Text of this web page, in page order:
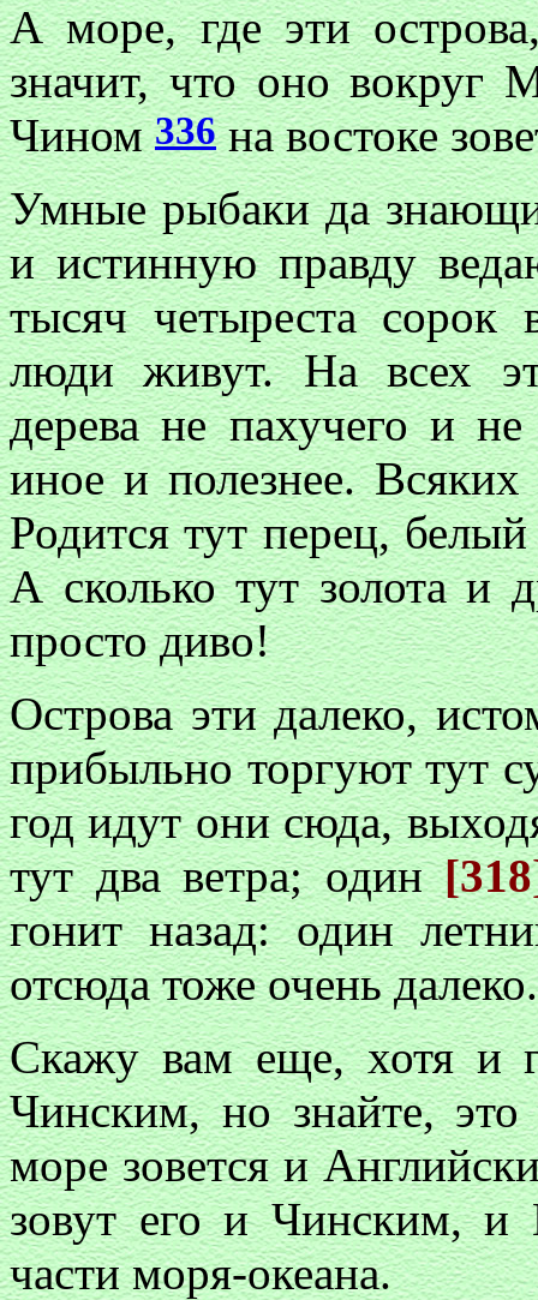
А море, где эти
значит, что оно вокруг
Чином336на востоке
Умные рыбаки да
и истинную правду
тысяч четыреста
люди живут. На всех
дерева не пахучего и
иное и полезнее.
Родится тут перец,
А сколько тут золота и
просто диво!
Острова эти далеко,
прибыльно торгуют тут
год идут они сюда,
тут два ветра; один
гонит назад: один
отсюда тоже очень далеко.
Скажу вам еще, хотя и
Чинским, но знайте,
море зовется и
зовут его и Чинским,
части моря-океана.